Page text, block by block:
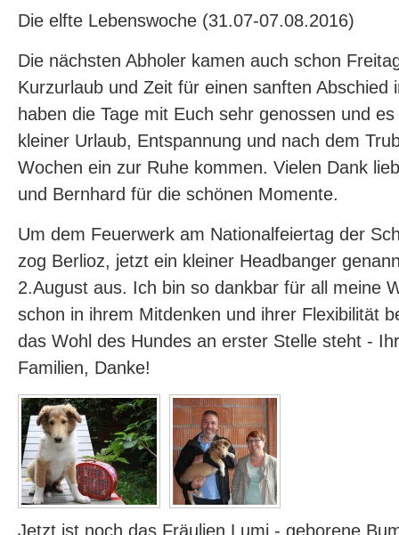
Die elfte Lebenswoche (31.07-07.08.2016)
Die nächsten Abholer kamen auch schon
Kurzurlaub und Zeit für einen sanften Abschied
haben die Tage mit Euch sehr genossen und
kleiner Urlaub, Entspannung und nach dem
Wochen ein zur Ruhe kommen. Vielen Dank
und Bernhard für die schönen Momente.
Um dem Feuerwerk am Nationalfeiertag der
zog Berlioz, jetzt ein kleiner Headbanger
2.August aus. Ich bin so dankbar für all meine
schon in ihrem Mitdenken und ihrer Flexibilität
das Wohl des Hundes an erster Stelle steht -
Familien, Danke!
Jetzt ist noch das Fräulien Lumi - geborene